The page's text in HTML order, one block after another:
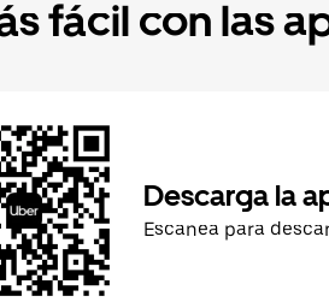
fácil con las
Descarga la
Escanea para